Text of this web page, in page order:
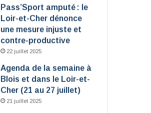
Pass’Sport amputé : le
Loir-et-Cher dénonce
une mesure injuste et
contre-productive
22 juillet 2025
Agenda de la semaine à
Blois et dans le Loir-et-
Cher (21 au 27 juillet)
21 juillet 2025